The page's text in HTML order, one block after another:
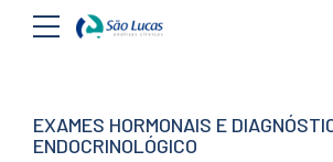
EXAMES HORMONAIS E
ENDOCRINOLÓGICO